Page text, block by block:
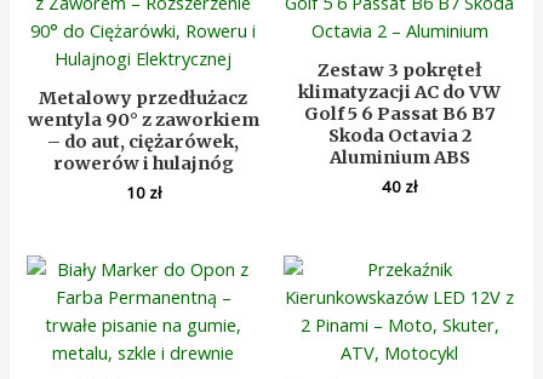
Metalowy przedłużacz
wentyla 90° z zaworkiem
– do aut, ciężarówek,
rowerów i hulajnóg
10 zł
Zestaw 3 pokręteł
klimatyzacji AC do VW
Golf 5 6 Passat B6 B7
Skoda Octavia 2
Aluminium ABS
40 zł